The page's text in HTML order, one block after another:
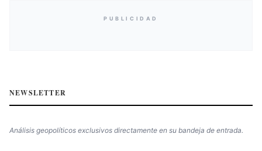
PUBLICIDAD
NEWSLETTER
Análisis geopolíticos exclusivos directamente en su bandeja de entrada.